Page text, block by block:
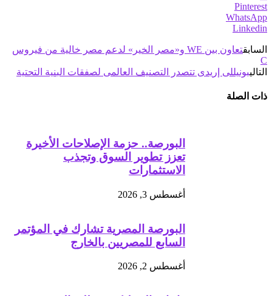
Pinterest
WhatsApp
Linkedin
السابق
تعاون بين WE و«مصر الخير» لدعم مصر خالية من فيروس
C
التاليبونيللى إريدى تتصدر التصنيف العالمى لصفقات البنية التحتية
ذات الصلة
البورصة.. حزمة الإصلاحات الأخيرة
تعزز تطوير السوق وتجذب
الاستثمارات
أغسطس 3, 2026
البورصة المصرية تشارك في المؤتمر
السابع للمصريين بالخارج
أغسطس 2, 2026